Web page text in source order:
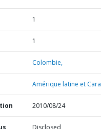
1
1
Colombie,
Amérique latine et
2010/08/24
Disclosed